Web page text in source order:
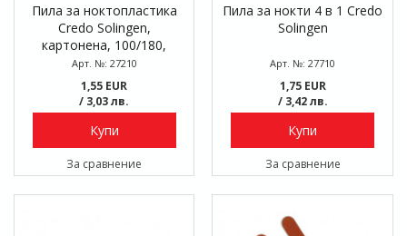
Пила за ноктопластика
Credo Solingen,
картонена, 100/180,
блистер
Арт. №: 27210
1,55 EUR
/ 3,03 лв.
Купи
За сравнение
Пила за нокти 4 в 1 Credo
Solingen
Арт. №: 27710
1,75 EUR
/ 3,42 лв.
Купи
За сравнение